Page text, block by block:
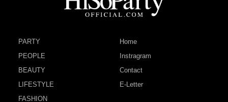
PARTY
PEOPLE
BEAUTY
LIFESTYLE
FASHION
Home
Instragram
Contact
E-Letter